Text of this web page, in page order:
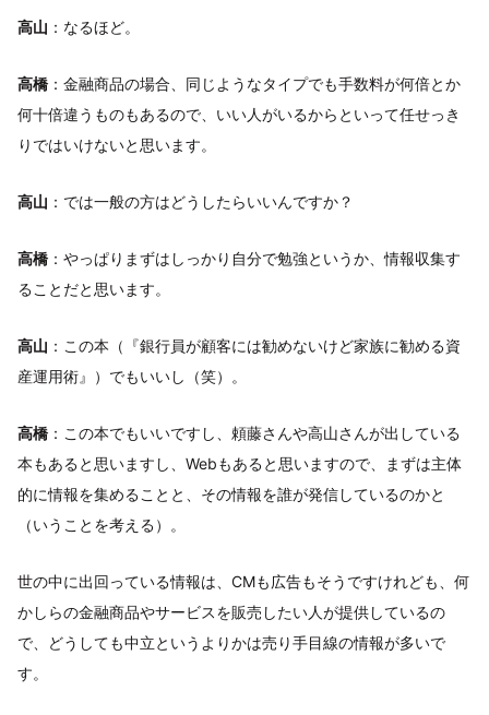
高山 ：なるほど。
高橋 ：金融商品の場合、同じようなタイプでも手数料が何倍とか
何十倍違うものもあるので、いい人がいるからといって任せっき
りではいけないと思います。
高山 ：では一般の方はどうしたらいいんですか？
高橋 ：やっぱりまずはしっかり自分で勉強というか、情報収集す
ることだと思います。
高山 ：この本（『銀行員が顧客には勧めないけど家族に勧める資
産運用術』）でもいいし（笑）。
高橋 ：この本でもいいですし、頼藤さんや高山さんが出している
本もあると思いますし、Webもあると思いますので、まずは主体
的に情報を集めることと、その情報を誰が発信しているのかと
（いうことを考える）。
世の中に出回っている情報は、CMも広告もそうですけれども、何
かしらの金融商品やサービスを販売したい人が提供しているの
で、どうしても中立というよりかは売り手目線の情報が多いで
す。